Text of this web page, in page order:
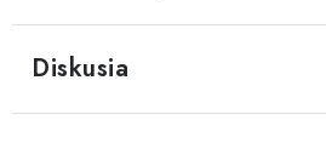
Diskusia